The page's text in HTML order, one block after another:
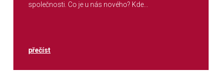
společnosti. Co je u nás nového? Kde...
přečíst